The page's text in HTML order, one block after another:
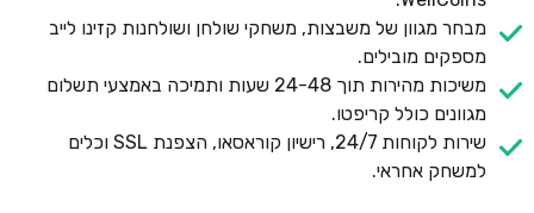
מבחר מגוון של משבצות, משחקי שולחן ושולחנות קזינו לייב
מספקים מובילים.
משיכות מהירות תוך 24-48 שעות ותמיכה באמצעי תשלום
מגוונים כולל קריפטו.
שירות לקוחות 24/7, רישיון קוראסאו, הצפנת SSL וכלים
למשחק אחראי.